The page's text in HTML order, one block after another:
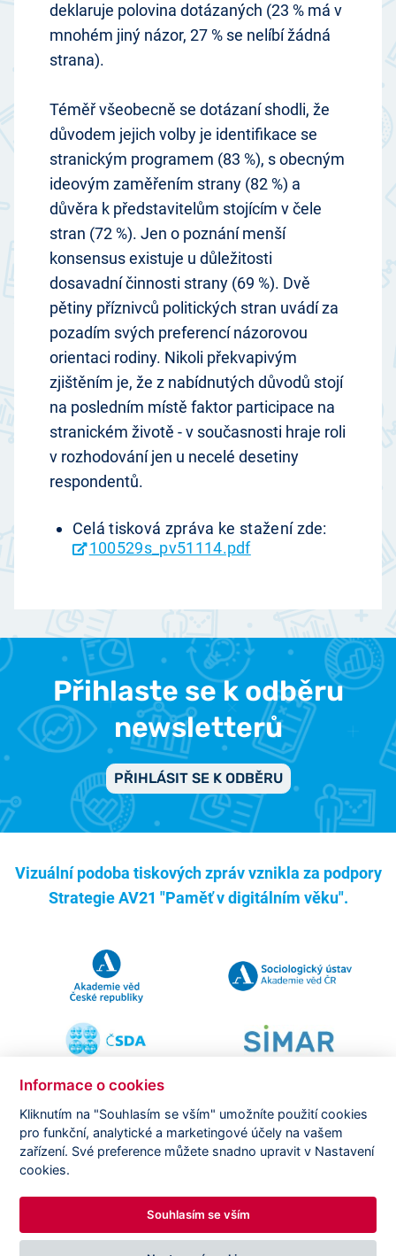
deklaruje polovina dotázaných (23 % má v
mnohém jiný názor, 27 % se nelíbí žádná
strana).
Téměř všeobecně se dotázaní shodli, že
důvodem jejich volby je identifikace se
stranickým programem (83 %), s obecným
ideovým zaměřením strany (82 %) a
důvěra k představitelům stojícím v čele
stran (72 %). Jen o poznání menší
konsensus existuje u důležitosti
dosavadní činnosti strany (69 %). Dvě
pětiny příznivců politických stran uvádí za
pozadím svých preferencí názorovou
orientaci rodiny. Nikoli překvapivým
zjištěním je, že z nabídnutých důvodů stojí
na posledním místě faktor participace na
stranickém životě - v současnosti hraje roli
v rozhodování jen u necelé desetiny
respondentů.
Celá tisková zpráva ke stažení zde:
100529s_pv51114.pdf
Přihlaste se k odběru
newsletterů
PŘIHLÁSIT SE K ODBĚRU
Vizuální podoba tiskových zpráv vznikla za podpory
Strategie AV21 "Paměť v digitálním věku".
Copyright © CVVM | Právní ujednání| Nastavení cookies
Prohlášení o zpracování osobních údajů
DESIGNED BY PRINCIPAL WEBDEV
Informace o cookies
Kliknutím na "Souhlasím se vším" umožníte použití cookies
pro funkční, analytické a marketingové účely na vašem
zařízení. Své preference můžete snadno upravit v Nastavení
cookies.
Souhlasím se vším